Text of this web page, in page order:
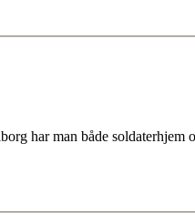
har man både soldaterhjem